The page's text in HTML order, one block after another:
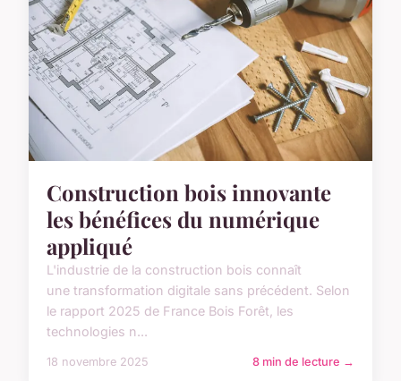
Construction bois innovante
les bénéfices du numérique
appliqué
L'industrie de la construction bois connaît
une transformation digitale sans précédent. Selon
le rapport 2025 de France Bois Forêt, les
technologies n...
18 novembre 2025 8 min de lecture →